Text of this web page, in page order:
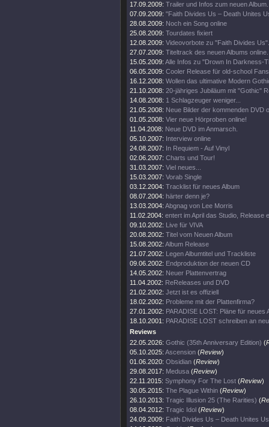
17.09.2009: Trailer und Infos zum neuen Album.
07.09.2009: "Faith Divides Us – Death Unites
28.08.2009: Noch ein Song online
25.08.2009: Tourdates fixiert
12.08.2009: Videovorbote zu "Faith Divides Us".
27.07.2009: Titeltrack des neuen Albums online.
15.05.2009: Alle Infos zu "Drown In Darkness-
06.05.2009: Cooler Release für old-school
16.12.2008: Wollen das ultimative Modern
21.10.2008: 20-jähriges Jubiläum mit "Gothic"
14.08.2008: 1 Schlagzeuger weniger...
21.05.2008: Neue Bilder der kommenden DVD
01.05.2008: Vier neue Hörproben online!
11.04.2008: Neue DVD im Anmarsch.
05.10.2007: Interview online
24.08.2007: In Requiem - Auf Vinyl
02.06.2007: Charts und Tour!
31.03.2007: Viel neues...
15.03.2007: Vorab Single
03.12.2004: Tracklist für neues Album
08.07.2004: härter denn je?
13.03.2004: Abgnag von Lee Morris
11.02.2004: entert im April das Studio, Release
09.10.2002: Live für VIVA
20.08.2002: Titel vom Neuen Album
15.08.2002: Album Release
21.07.2002: Legen Albumtitel und Trackliste
09.06.2002: Endproduktion der neuen CD
14.05.2002: Neuer Plattenvertrag
11.04.2002: ReReleases und DVD
21.02.2002: Jetzt ist es offiziell
18.02.2002: Probleme mit der Plattenfirma?
27.01.2002: PARADISE LOST: Pläne für neues
18.10.2001: PARADISE LOST schreiben an
Reviews
22.05.2026: Gothic (35th Anniversary Edition) (
05.10.2025: Ascension (Review)
01.06.2020: Obsidian (Review)
29.08.2017: Medusa (Review)
22.11.2015: Symphony For The Lost (Review)
30.05.2015: The Plague Within (Review)
26.10.2013: Tragic Illusion 25 (The Rarities) (
08.04.2012: Tragic Idol (Review)
24.09.2009: Faith Divides Us – Death Unites Us